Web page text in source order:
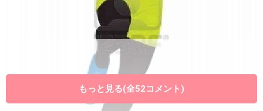
もっと見る(全52コメント)